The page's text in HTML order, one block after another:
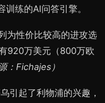
练的AI问答引擎。
为性价比较高的进攻选
920万美元（800万欧
：Fichajes）
引起了利物浦的兴趣，